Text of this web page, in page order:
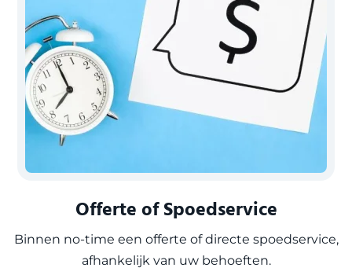
Offerte of Spoedservice
Binnen no-time een offerte of directe spoedservice,
afhankelijk van uw behoeften.